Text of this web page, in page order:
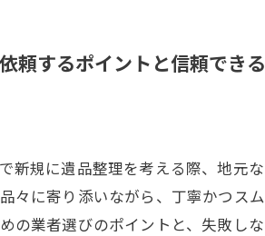
頼するポイントと信頼でき
規に遺品整理を考える際、地元
に寄り添いながら、丁寧かつス
業者選びのポイントと、失敗し